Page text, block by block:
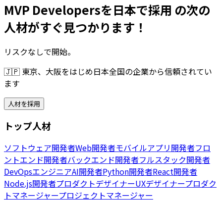
MVP Developersを日本で採用 の次の
人材がすぐ見つかります！
リスクなしで開始。
🇯🇵 東京、大阪をはじめ日本全国の企業から信頼されてい
ます
人材を採用
トップ人材
ソフトウェア開発者Web開発者モバイルアプリ開発者フロ
ントエンド開発者バックエンド開発者フルスタック開発者
DevOpsエンジニアAI開発者Python開発者React開発者
Node.js開発者プロダクトデザイナーUXデザイナープロダク
トマネージャープロジェクトマネージャー